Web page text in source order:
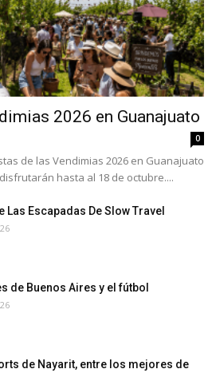
2026 en Guanajuato
0
de las Vendimias 2026 en Guanajuato
hasta al 18 de octubre....
Las Escapadas De Slow Travel
de Buenos Aires y el fútbol
de Nayarit, entre los mejores de